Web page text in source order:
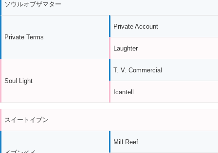
ソウルオブザマター
Private Terms
Soul Light
Private Account
Laughter
T. V. Commercial
Icantell
スイートイブン
Mill Reef